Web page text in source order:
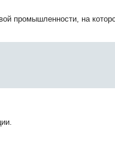
промышленности, на